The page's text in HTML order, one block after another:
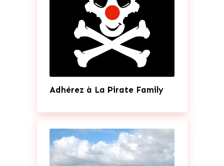
Adhérez à La Pirate Family